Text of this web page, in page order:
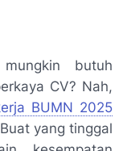
butuh
CV? Nah,
BUMN 2025
yang tinggal